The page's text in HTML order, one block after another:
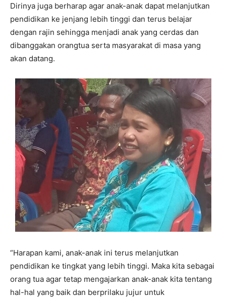
Dirinya juga berharap agar anak-anak dapat melanjutkan
pendidikan ke jenjang lebih tinggi dan terus belajar
dengan rajin sehingga menjadi anak yang cerdas dan
dibanggakan orangtua serta masyarakat di masa yang
akan datang.
“Harapan kami, anak-anak ini terus melanjutkan
pendidikan ke tingkat yang lebih tinggi. Maka kita sebagai
orang tua agar tetap mengajarkan anak-anak kita tentang
hal-hal yang baik dan berprilaku jujur untuk